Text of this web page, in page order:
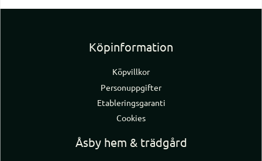
Köpinformation
Köpvillkor
Personuppgifter
Etableringsgaranti
Cookies
Åsby hem & trädgård